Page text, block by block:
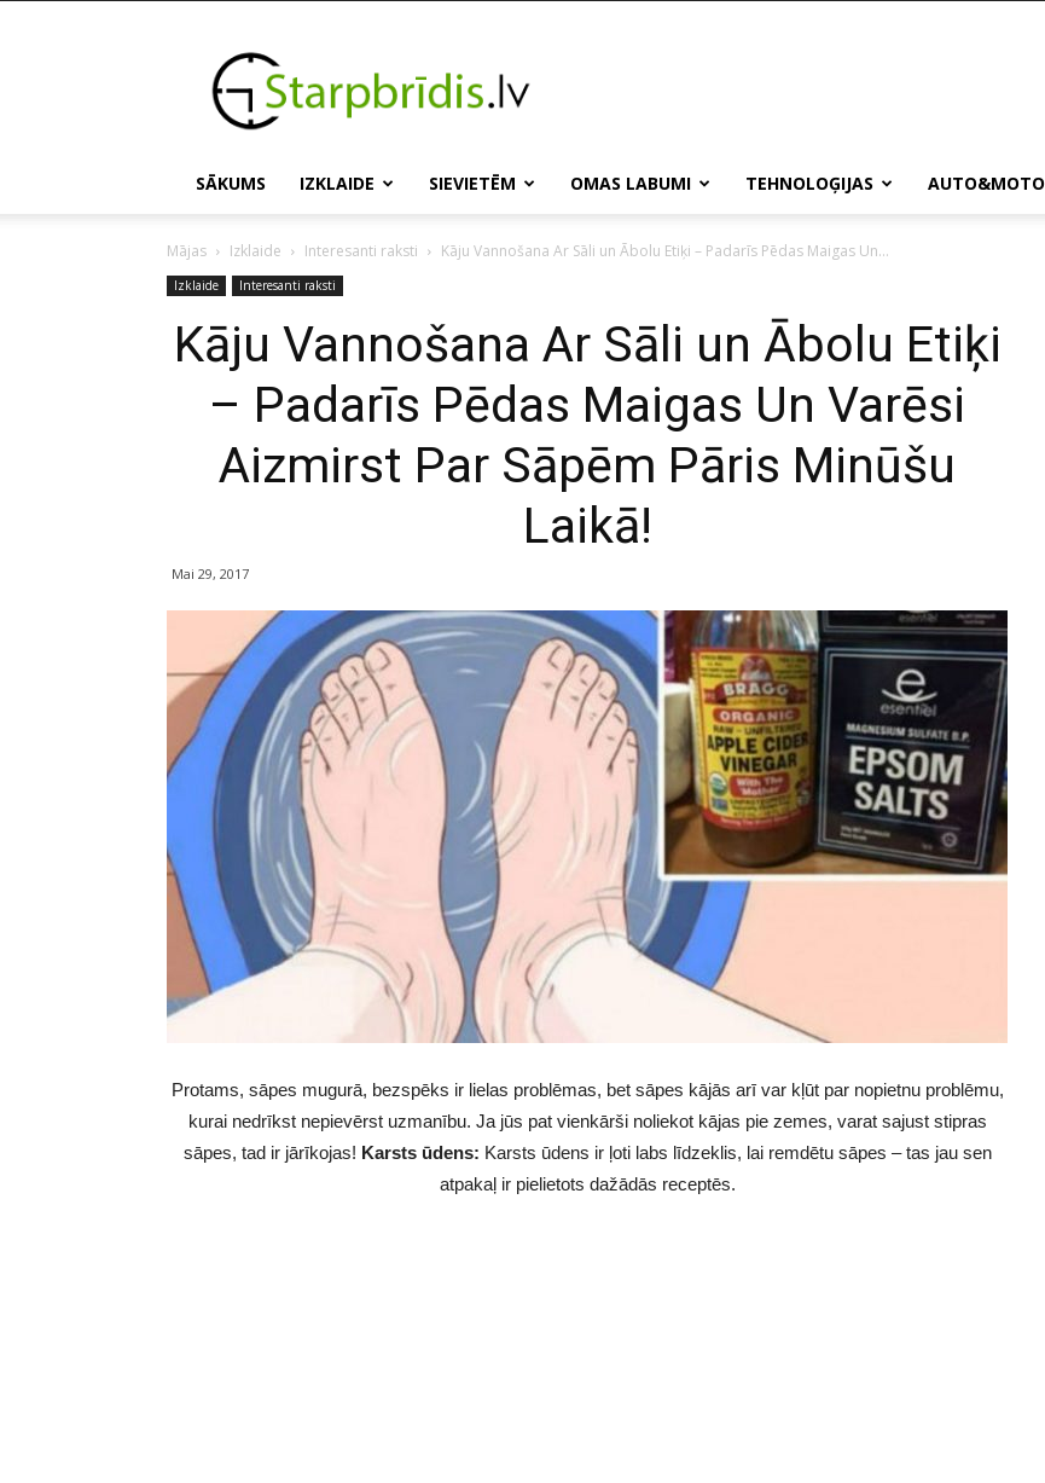
Starpbridis.lv
SĀKUMS IZKLAIDE SIEVIETĒM OMAS LABUMI TEHNOLOĢIJAS AUTO&MOTO
Mājas Izklaide Interesanti raksti Kāju Vannošana Ar Sāli un Ābolu Etiķi – Padarīs Pēdas Maigas Un...
Izklaide Interesanti raksti
Kāju Vannošana Ar Sāli un Ābolu Etiķi
– Padarīs Pēdas Maigas Un Varēsi
Aizmirst Par Sāpēm Pāris Minūšu
Laikā!
Mai 29, 2017
Protams, sāpes mugurā, bezspēks ir lielas problēmas, bet sāpes kājās arī var kļūt par nopietnu problēmu,
kurai nedrīkst nepievērst uzmanību. Ja jūs pat vienkārši noliekot kājas pie zemes, varat sajust stipras
sāpes, tad ir jārīkojas! Karsts ūdens: Karsts ūdens ir ļoti labs līdzeklis, lai remdētu sāpes – tas jau sen
atpakaļ ir pielietots dažādās receptēs.